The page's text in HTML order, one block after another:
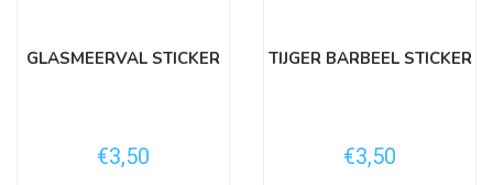
GLASMEERVAL STICKER
€3,50
TIJGER BARBEEL STICKER
€3,50